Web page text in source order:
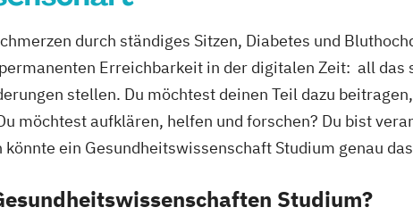
durch ständiges Sitzen, Diabetes und
Erreichbarkeit in der digitalen Zeit: all das
stellen. Du möchtest deinen Teil dazu
möchtest aufklären, helfen und forschen? Du bist
könnte ein Gesundheitswissenschaft Studium genau
Studium?